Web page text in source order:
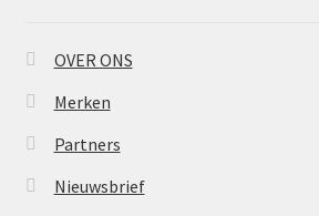
OVER ONS
Merken
Partners
Nieuwsbrief